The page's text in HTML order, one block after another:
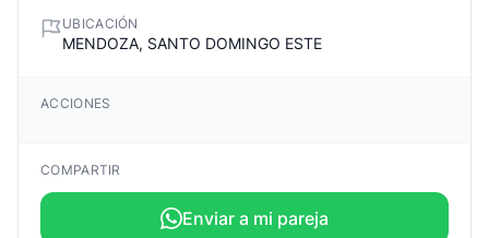
UBICACIÓN
MENDOZA, SANTO DOMINGO ESTE
ACCIONES
COMPARTIR
Enviar a mi pareja